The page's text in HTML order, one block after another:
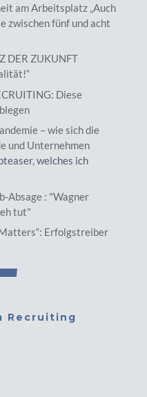
am Arbeitsplatz „Auch
zwischen fünf und acht
DER ZUKUNFT
Diese
– wie sich die
und Unternehmen
welches ich
Absage : "Wagner
tut"
Erfolgstreiber
Recruiting